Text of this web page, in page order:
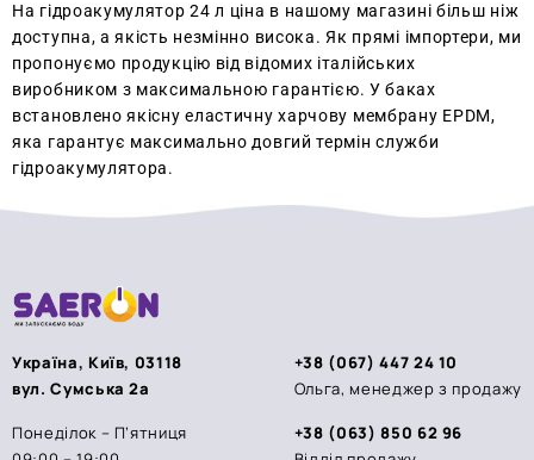
На гідроакумулятор 24 л ціна в нашому магазині більш ніж
доступна, а якість незмінно висока. Як прямі імпортери, ми
пропонуємо продукцію від відомих італійських
виробником з максимальною гарантією. У баках
встановлено якісну еластичну харчову мембрану EPDM,
яка гарантує максимально довгий термін служби
гідроакумулятора.
Україна, Київ, 03118
вул. Сумська 2а
Понеділок – П’ятниця
+38 (067) 447 24 10
Ольга, менеджер з продажу
+38 (063) 850 62 96